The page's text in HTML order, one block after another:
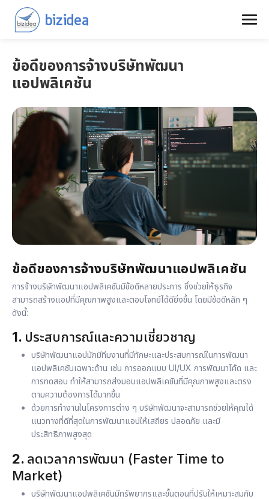
ข้อดีของการจ้างบริษัทพัฒนา
แอปพลิเคชัน
ข้อดีของการจ้างบริษัทพัฒนาแอปพลิเคชัน
การจ้างบริษัทพัฒนาแอปพลิเคชันมีข้อดีหลายประการ ซึ่งช่วยให้ธุรกิจ
สามารถสร้างแอปที่มีคุณภาพสูงและตอบโจทย์ได้ดียิ่งขึ้น โดยมีข้อดีหลัก ๆ
ดังนี้:
1. ประสบการณ์และความเชี่ยวชาญ
บริษัทพัฒนาแอปมักมีทีมงานที่มีทักษะและประสบการณ์ในการพัฒนา
แอปพลิเคชันเฉพาะด้าน เช่น การออกแบบ UI/UX การพัฒนาโค้ด และ
การทดสอบ ทำให้สามารถส่งมอบแอปพลิเคชันที่มีคุณภาพสูงและตรง
ตามความต้องการได้มากขึ้น
ด้วยการทำงานในโครงการต่าง ๆ บริษัทพัฒนาจะสามารถช่วยให้คุณได้
แนวทางที่ดีที่สุดในการพัฒนาแอปให้เสถียร ปลอดภัย และมี
ประสิทธิภาพสูงสุด
2. ลดเวลาการพัฒนา (Faster Time to
Market)
บริษัทพัฒนาแอปพลิเคชันมีทรัพยากรและขั้นตอนที่ปรับให้เหมาะสมกับ